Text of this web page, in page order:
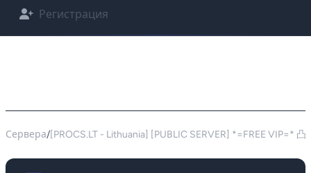
Регистрация
Сервера/[PROCS.LT - Lithuania] [PUBLIC SERVER] *=FREE VIP=* 凸